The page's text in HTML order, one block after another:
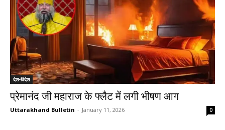
देश-विदेश
प्रेमानंद जी महाराज के फ्लैट में लगी भीषण आग
Uttarakhand Bulletin - January 11, 2026 0